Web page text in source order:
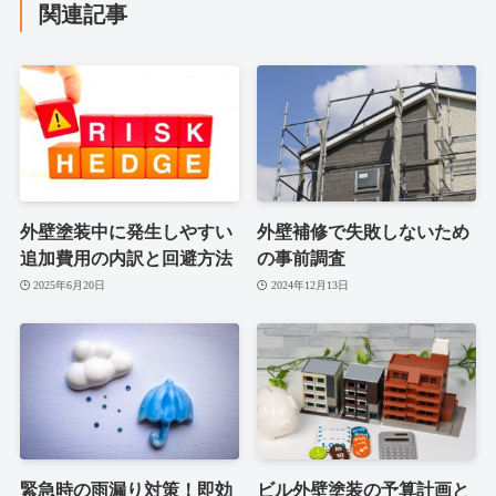
関連記事
外壁塗装中に発生しやすい
追加費用の内訳と回避方法
2025年6月20日
外壁補修で失敗しないため
の事前調査
2024年12月13日
緊急時の雨漏り対策！即効 ビル外壁塗装の予算計画と